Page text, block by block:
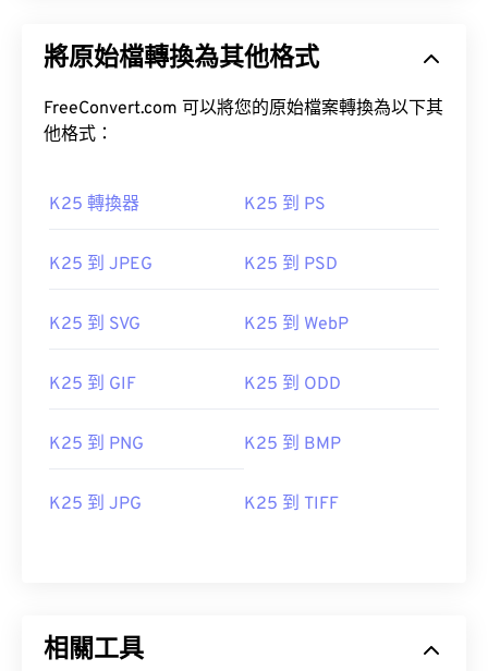
將原始檔轉換為其他格式
FreeConvert.com 可以將您的原始檔案轉換為以下其
他格式：
K25 轉換器 K25 到 PS
K25 到 JPEG K25 到 PSD
K25 到 SVG K25 到 WebP
K25 到 GIF K25 到 ODD
K25 到 PNG K25 到 BMP
K25 到 JPG K25 到 TIFF
相關工具